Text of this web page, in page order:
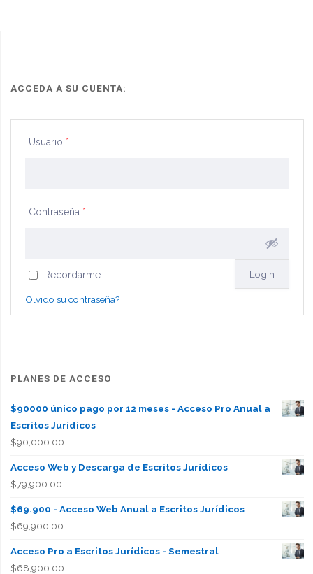
ACCEDA A SU CUENTA:
Usuario *
Contraseña *
Recordarme
Olvido su contraseña?
PLANES DE ACCESO
$90000 único pago por 12 meses - Acceso Pro Anual a
Escritos Jurídicos
$90,000.00
Acceso Web y Descarga de Escritos Jurídicos
$79,900.00
$69.900 - Acceso Web Anual a Escritos Jurídicos
$69,900.00
Acceso Pro a Escritos Jurídicos - Semestral
$68,900.00